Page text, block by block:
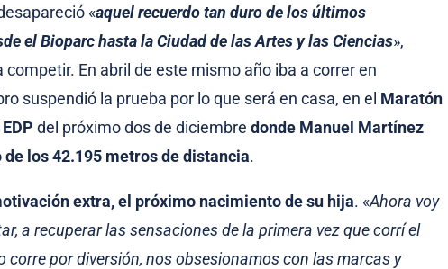
«aquel recuerdo tan duro de los últimos
el Bioparc hasta la Ciudad de las Artes y las Ciencias»,
En abril de este mismo año iba a correr en
suspendió la prueba por lo que será en casa, en el Maratón
del próximo dos de diciembre donde Manuel Martínez
los 42.195 metros de distancia.
extra, el próximo nacimiento de su hija. «Ahora voy
a recuperar las sensaciones de la primera vez que corrí el
corre por diversión, nos obsesionamos con las marcas y